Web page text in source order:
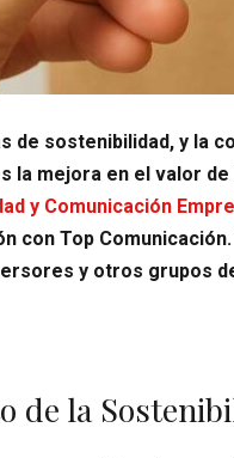
de sostenibilidad, y la
la mejora en el valor
y Comunicación
con Top
y otros grupos
de la